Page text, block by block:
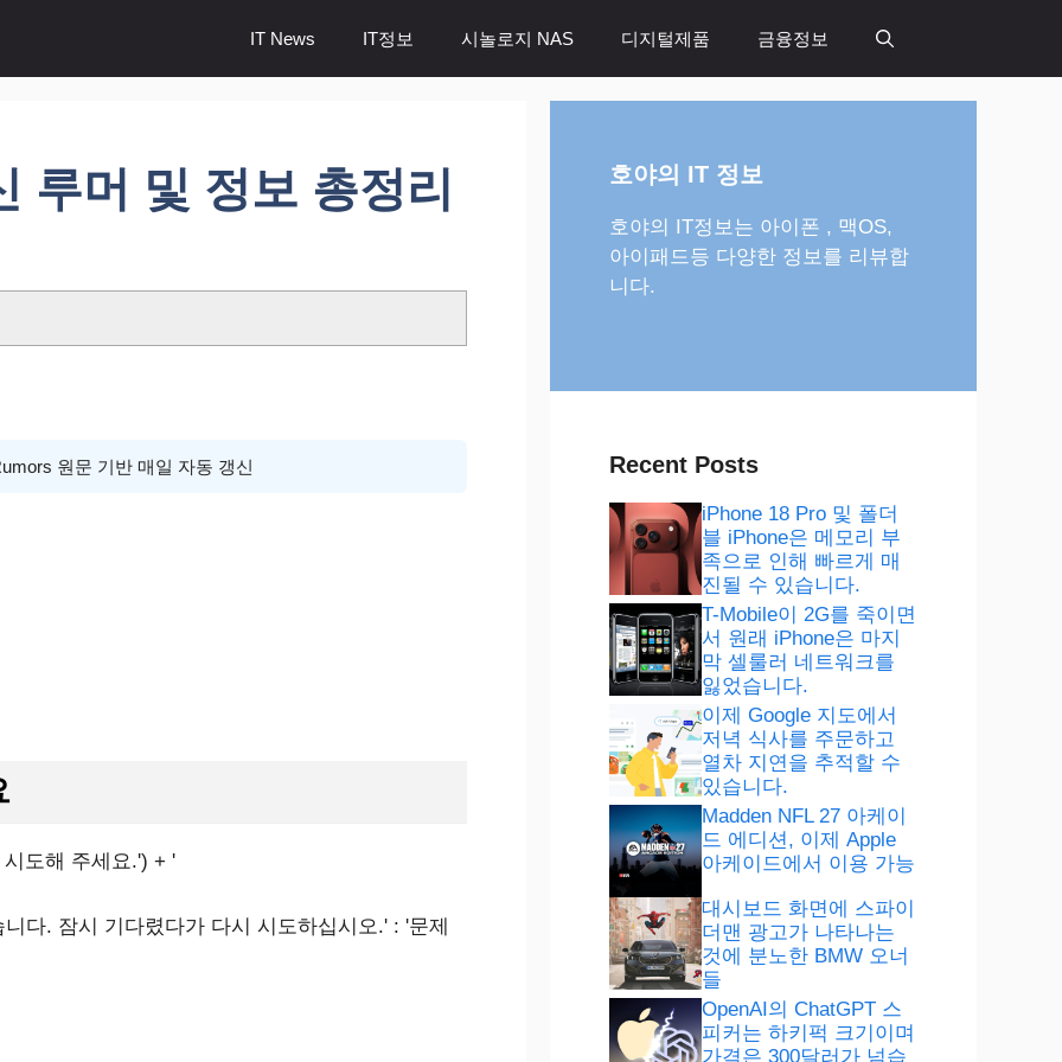
IT News IT정보 시놀로지 NAS 디지털제품 금융정보
루머 및 정보 총정리
원문 기반 매일 자동 갱신
도해 주세요.') + '
다. 잠시 기다렸다가 다시 시도하십시오.' : '문제
호야의 IT 정보
호야의 IT정보는 아이폰 , 맥OS,
아이패드등 다양한 정보를 리뷰합
니다.
Recent Posts
iPhone 18 Pro 및 폴더
블 iPhone은 메모리 부
족으로 인해 빠르게 매
진될 수 있습니다.
T-Mobile이 2G를 죽이면
서 원래 iPhone은 마지
막 셀룰러 네트워크를
잃었습니다.
이제 Google 지도에서
저녁 식사를 주문하고
열차 지연을 추적할 수
있습니다.
Madden NFL 27 아케이
드 에디션, 이제 Apple
아케이드에서 이용 가능
대시보드 화면에 스파이
더맨 광고가 나타나는
것에 분노한 BMW 오너
들
OpenAI의 ChatGPT 스
피커는 하키퍽 크기이며
가격은 300달러가 넘습